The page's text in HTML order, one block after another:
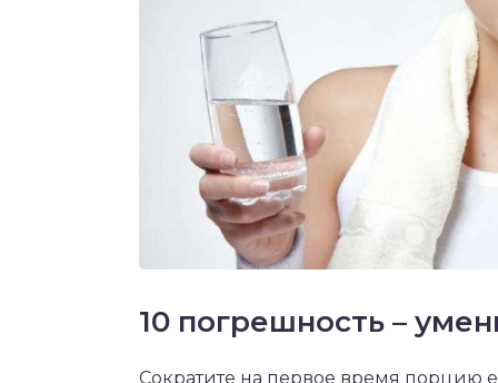
10 погрешность –
Сократите на первое время порцию